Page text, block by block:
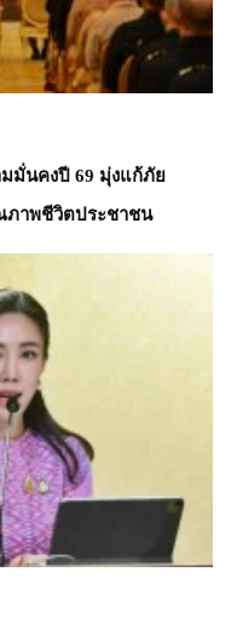
มั่นคงปี 69 มุ่งแก้ภัย
าพชีวิตประชาชน
2567
สหรัฐฯ Soft
พ รับผลตอบแทน
นต่อเนื่อง หลายตลาดทำ
นของตลาด ซึ่งตามสถิติใน
ปี แนะสะสมหุ้นคุณภาพดี
ลตอบแทนที่ดีในสภาวะ
ทย (Krungthai Chief
รลงทุนประจำเดือนตุลาคม